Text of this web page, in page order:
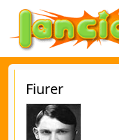
Fiurer